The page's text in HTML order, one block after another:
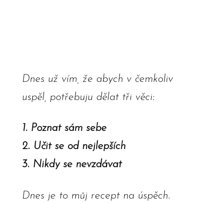
Dnes už vím, že abych v čemkoliv
uspěl, potřebuju dělat tři věci:
1. Poznat sám sebe
2. Učit se od nejlepších
3. Nikdy se nevzdávat
Dnes je to můj recept na úspěch.